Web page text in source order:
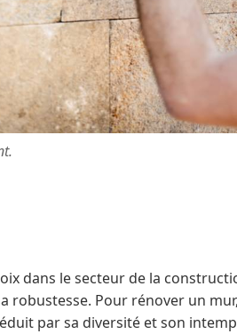
dans le secteur de la
robustesse. Pour rénover un
par sa diversité et son